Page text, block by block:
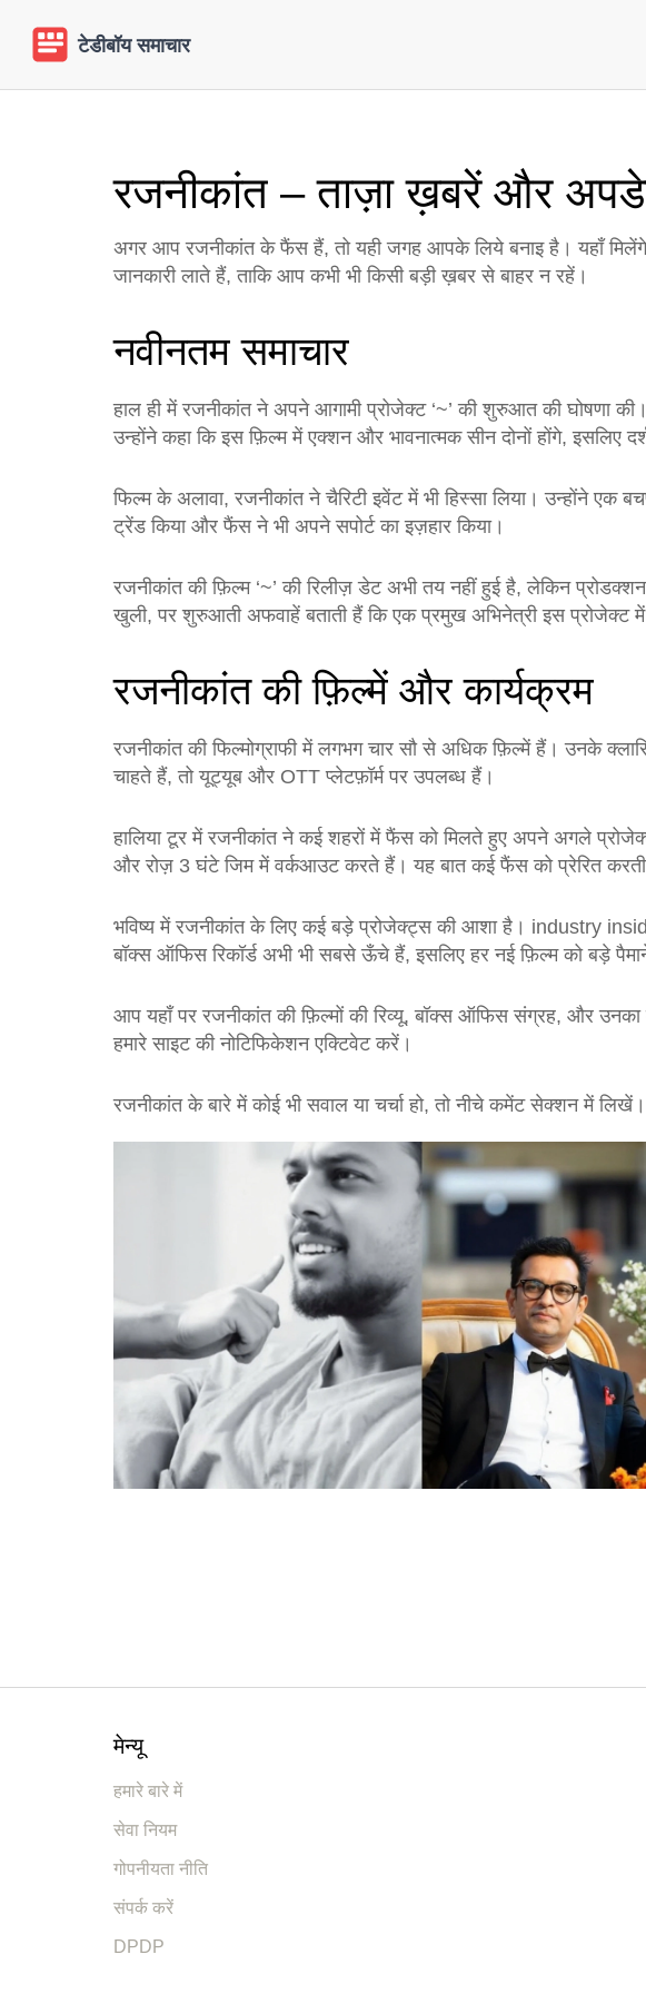
रजनीकांत – ताज़ा ख़बरें और
अगर आप रजनीकांत के फैंस हैं, तो यही जगह आपके लिये बनाइ है। यहाँ मिलेंगे
जानकारी लाते हैं, ताकि आप कभी भी किसी बड़ी ख़बर से बाहर न रहें।
नवीनतम समाचार
हाल ही में रजनीकांत ने अपने आगामी प्रोजेक्ट ‘~’ की शुरुआत की घोषणा
उन्होंने कहा कि इस फ़िल्म में एक्शन और भावनात्मक सीन दोनों होंगे, इसलिए
फिल्म के अलावा, रजनीकांत ने चैरिटी इवेंट में भी हिस्सा लिया। उन्होंने
ट्रेंड किया और फैंस ने भी अपने सपोर्ट का इज़हार किया।
रजनीकांत की फ़िल्म ‘~’ की रिलीज़ डेट अभी तय नहीं हुई है, लेकिन
खुली, पर शुरुआती अफवाहें बताती हैं कि एक प्रमुख अभिनेत्री इस प्रोजेक्ट में
रजनीकांत की फ़िल्में और कार्यक्रम
रजनीकांत की फिल्मोग्राफी में लगभग चार सौ से अधिक फ़िल्में हैं। उनके
चाहते हैं, तो यूट्यूब और OTT प्लेटफ़ॉर्म पर उपलब्ध हैं।
हालिया टूर में रजनीकांत ने कई शहरों में फैंस को मिलते हुए अपने अगले
और रोज़ 3 घंटे जिम में वर्कआउट करते हैं। यह बात कई फैंस को प्रेरित
भविष्य में रजनीकांत के लिए कई बड़े प्रोजेक्ट्स की आशा है। industry
बॉक्स ऑफिस रिकॉर्ड अभी भी सबसे ऊँचे हैं, इसलिए हर नई फ़िल्म को बड़े
आप यहाँ पर रजनीकांत की फ़िल्मों की रिव्यू, बॉक्स ऑफिस संग्रह, और
हमारे साइट की नोटिफिकेशन एक्टिवेट करें।
रजनीकांत के बारे में कोई भी सवाल या चर्चा हो, तो नीचे कमेंट सेक्शन में
मेन्यू
हमारे बारे में
सेवा नियम
गोपनीयता नीति
संपर्क करें
DPDP